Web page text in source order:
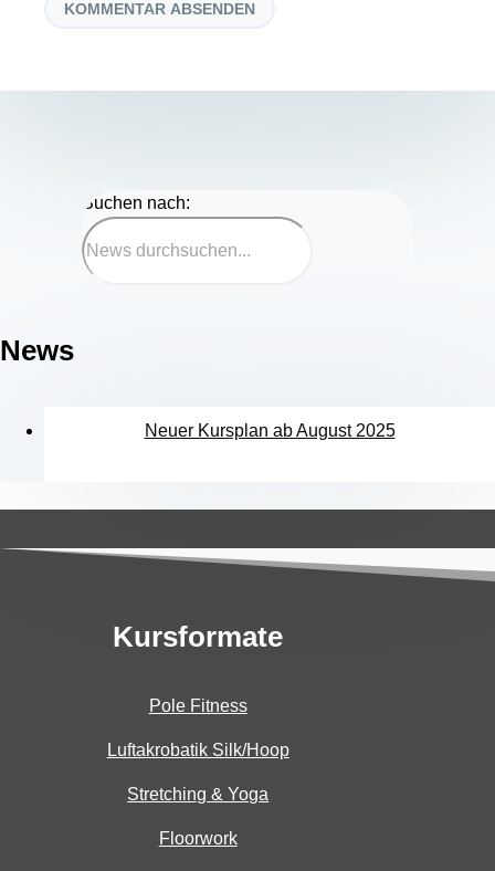
Suchen nach:
News
Neuer Kursplan ab August 2025
Kursformate
Pole Fitness
Luftakrobatik Silk/Hoop
Stretching & Yoga
Floorwork